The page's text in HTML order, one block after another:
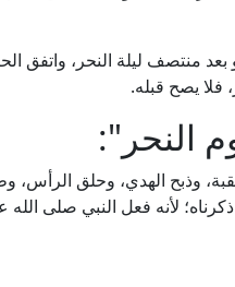
منتصف ليلة النحر، واتفق
فلا يصح قبله.
النحر":
وذبح الهدي، وحلق الرأس،
لأنه فعل النبي صلى الله